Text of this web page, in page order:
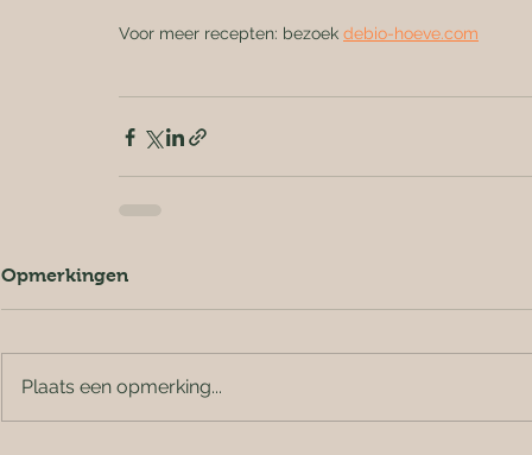
Voor meer recepten: bezoek debio-hoeve.com
Opmerkingen
Plaats een opmerking...